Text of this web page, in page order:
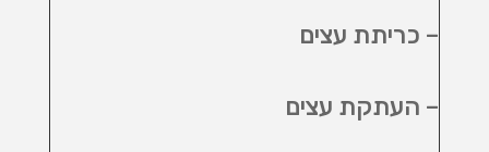
– כריתת עצים
– העתקת עצים